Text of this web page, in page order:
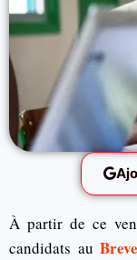
À partir de ce
candidats au